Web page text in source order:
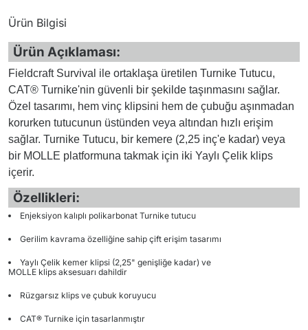
Ürün Bilgisi
Ürün Açıklaması:
Fieldcraft Survival ile ortaklaşa üretilen Turnike Tutucu,
CAT® Turnike'nin güvenli bir şekilde taşınmasını sağlar.
Özel tasarımı, hem vinç klipsini hem de çubuğu aşınmadan
korurken tutucunun üstünden veya altından hızlı erişim
sağlar. Turnike Tutucu, bir kemere (2,25 inç'e kadar) veya
bir MOLLE platformuna takmak için iki Yaylı Çelik klips
içerir.
Özellikleri:
Enjeksiyon kalıplı polikarbonat Turnike tutucu
Gerilim kavrama özelliğine sahip çift erişim tasarımı
Yaylı Çelik kemer klipsi (2,25" genişliğe kadar) ve
MOLLE klips aksesuarı dahildir
Rüzgarsız klips ve çubuk koruyucu
CAT® Turnike için tasarlanmıştır